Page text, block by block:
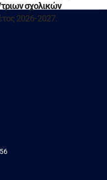
σχολικών
2026-2027.